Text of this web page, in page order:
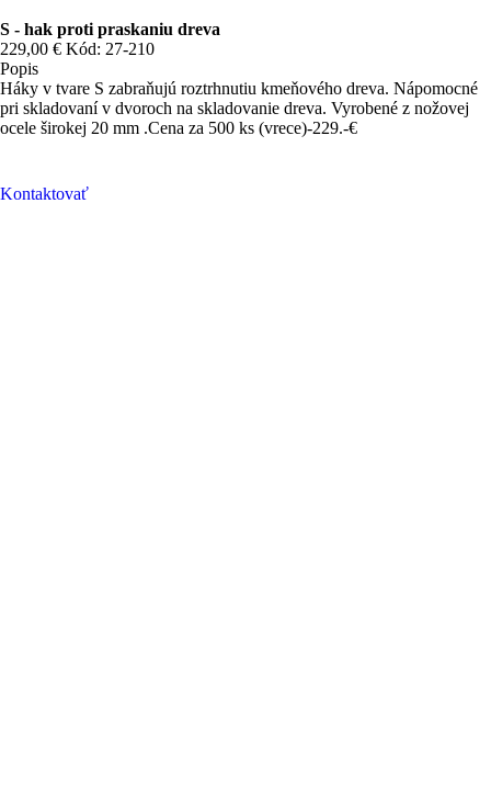
S - hak proti praskaniu dreva
229,00 € Kód: 27-210
Popis
Háky v tvare S zabraňujú roztrhnutiu kmeňového dreva. Nápomocné
pri skladovaní v dvoroch na skladovanie dreva. Vyrobené z nožovej
ocele širokej 20 mm .Cena za 500 ks (vrece)-229.-€
Kontaktovať